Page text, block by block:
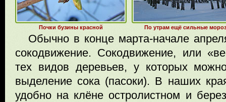
Почки бузины красной По утрам ещё сильные
Обычно в конце марта-начале
сокодвижение. Сокодвижение, или
тех видов деревьев, у которых
выделение сока (пасоки). В наших
удобно на клёне остролистном и